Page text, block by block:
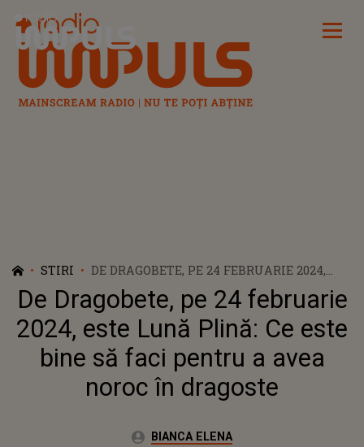
Radio Impuls
STIRI
DE DRAGOBETE, PE 24 FEBRUARIE 2024,
ESTE LUNĂ PLINĂ: CE ESTE BINE SĂ FACI
PENTRU A AVEA NOROC ÎN DRAGOSTE
De Dragobete, pe 24 februarie
2024, este Lună Plină: Ce este
bine să faci pentru a avea
noroc în dragoste
Autor:BIANCA ELENA